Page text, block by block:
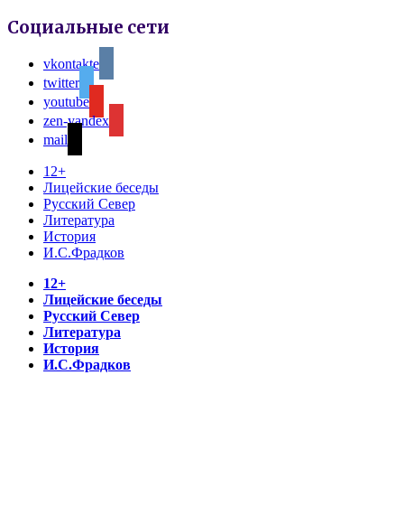
Социальные сети
vkontakte
twitter
youtube
zen-yandex
mail
12+
Лицейские беседы
Русский Север
Литература
История
И.С.Фрадков
12+
Лицейские беседы
Русский Север
Литература
История
И.С.Фрадков